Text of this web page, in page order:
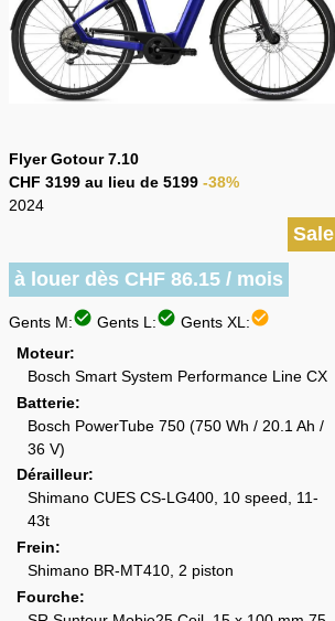
Flyer Gotour 7.10
CHF 3199 au lieu de 5199 -38%
2024
Sale
à louer dès CHF 86.15 / mois
Gents M:check_circle Gents L:check_circle Gents XL:check_circle
Moteur
Bosch Smart System Performance Line CX
Batterie
Bosch PowerTube 750 (750 Wh / 20.1 Ah /
36 V)
Dérailleur
Shimano CUES CS-LG400, 10 speed, 11-
43t
Frein
Shimano BR-MT410, 2 piston
Fourche